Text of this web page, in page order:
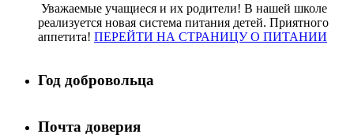
Уважаемые учащиеся и их родители! В нашей школе
реализуется новая система питания детей. Приятного
аппетита! ПЕРЕЙТИ НА СТРАНИЦУ О ПИТАНИИ
Год добровольца
Почта доверия